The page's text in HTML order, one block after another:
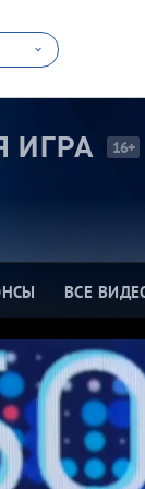
ИГРА 16+
ВСЕ